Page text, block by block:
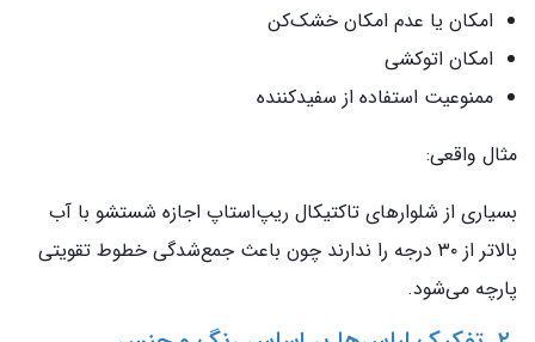
امکان یا عدم امکان خشک‌کن
امکان اتوکشی
ممنوعیت استفاده از سفیدکننده
مثال واقعی:
بسیاری از شلوارهای تاکتیکال ریپ‌استاپ اجازه شستشو با آب
بالاتر از ۳۰ درجه را ندارند چون باعث جمع‌شدگی خطوط تقویتی
پارچه می‌شود.